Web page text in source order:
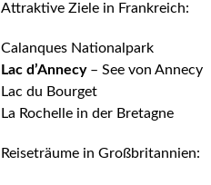
Attraktive Ziele in Frankreich:
Calanques Nationalpark
Lac d’Annecy– See von Annecy
Lac du Bourget
La Rochellein der Bretagne
Reiseträume in Großbritannien: